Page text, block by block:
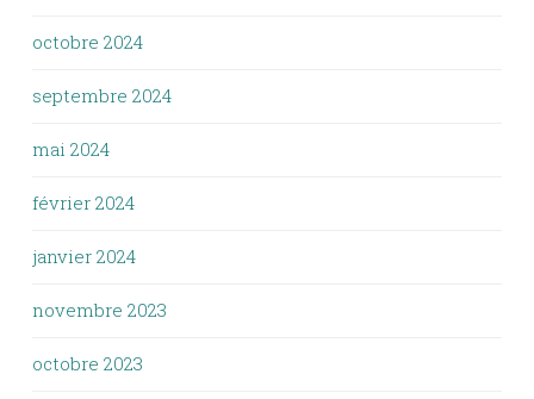
octobre 2024
septembre 2024
mai 2024
février 2024
janvier 2024
novembre 2023
octobre 2023